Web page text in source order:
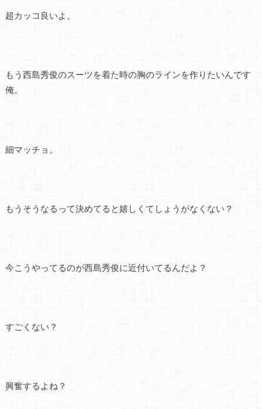
超カッコ良いよ。
もう西島秀俊のスーツを着た時の胸のラインを作りたいんです
俺。
細マッチョ。
もうそうなるって決めてると嬉しくてしょうがなくない？
今こうやってるのが西島秀俊に近付いてるんだよ？
すごくない？
興奮するよね？